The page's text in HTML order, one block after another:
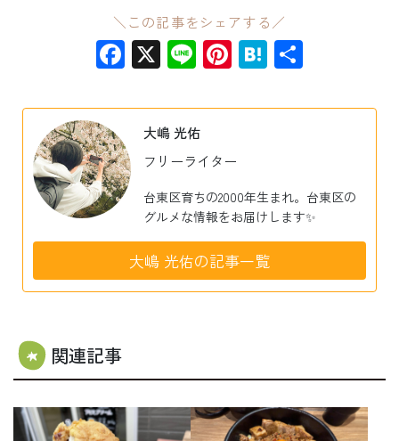
＼この記事をシェアする／
Facebook
X LinePinterest
Hatena
大嶋 光佑
フリーライター
台東区育ちの2000年生まれ。台東区の
グルメな情報をお届けします✨
大嶋 光佑の記事一覧
関連記事